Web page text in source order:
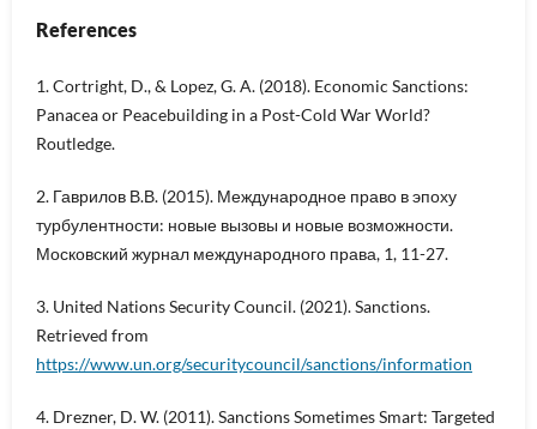
References
1. Cortright, D., & Lopez, G. A. (2018). Economic Sanctions:
Panacea or Peacebuilding in a Post-Cold War World?
Routledge.
2. Гаврилов В.В. (2015). Международное право в эпоху
турбулентности: новые вызовы и новые возможности.
Московский журнал международного права, 1, 11-27.
3. United Nations Security Council. (2021). Sanctions.
Retrieved from
https://www.un.org/securitycouncil/sanctions/information
4. Drezner, D. W. (2011). Sanctions Sometimes Smart: Targeted